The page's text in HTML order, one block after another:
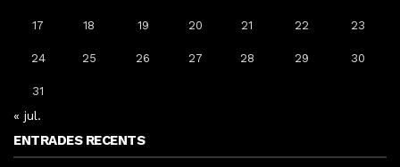
17 18 19 20 21 22 23
24 25 26 27 28 29 30
31
« jul.
ENTRADES RECENTS